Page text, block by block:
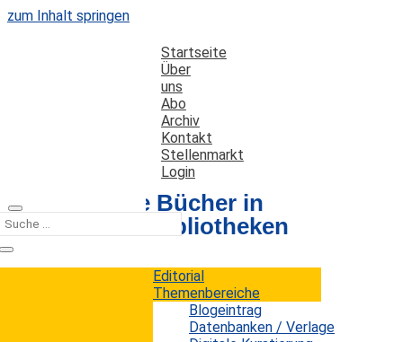
zum Inhalt springen
Startseite
Über
uns
Abo
Archiv
Kontakt
Stellenmarkt
Login
Editorial
Themenbereiche
Blogeintrag
Datenbanken / Verlage
KI-generierte Bücher in
Öffentlichen Bibliotheken
Autor: Erwin König